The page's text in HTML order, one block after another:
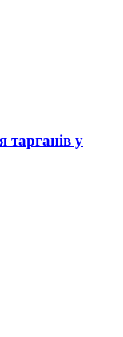
тарганів у